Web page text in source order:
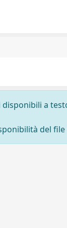
a
del file